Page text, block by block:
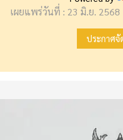
เผยแพร่วันที่ : 23 มิ.ย. 2568
ประกาศ